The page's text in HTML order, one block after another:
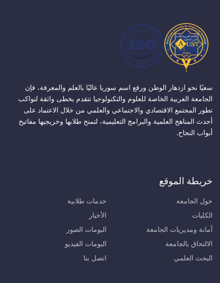
سعيًا نحو ازدهار الوطن ورفع اسم سوريا عاليًا بالعلم والمعرفة، فإن
الجامعة العربية الخاصة للعلوم والتكنولوجيا تتقدم بخطى واثقة لتواكب
تطور المجتمع الاقتصادي والاجتماعي والعلمي من خلال الاعتماد على
أحدث المناهج العلمية والبرامج التعليمية، لتمنح طلابها وخريجيها مفاتيح
أبواب النجاح.
خريطة الموقع
حول الجامعة
الكليات
أمانة ومديريات الجامعة
الالتحاق بالجامعة
البحث العلمي
خدمات طلابية
الأخبار
البومات الصور
البومات الفيديو
اتصل بنا